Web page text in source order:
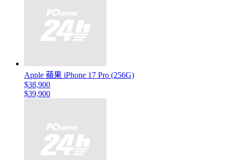
Apple 蘋果 iPhone 17 Pro (256G)
$38,900
$39,900